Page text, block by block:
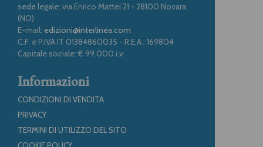
sede legale: via Enrico Mattei 21 - 28100 Novara
(NO)
E-mail: edizioni@interlinea.com
C.F. e P.IVA IT 01384860035 - R.E.A.: 169804
Capitale sociale: € 99.000 i.v
Informazioni
CONDIZIONI DI VENDITA
PRIVACY
TERMINI DI UTILIZZO DEL SITO